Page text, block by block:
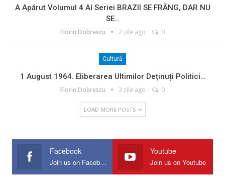
A Apărut Volumul 4 Al Seriei BRAZII SE FRÂNG, DAR NU
SE…
Florin Dobrescu 2 zile ago 0
Cultură
1 August 1964. Eliberarea Ultimilor Deținuți Politici…
Florin Dobrescu 3 zile ago 0
LOAD MORE POSTS
Facebook
Join us on Facebook
Youtube
Join us on Youtube